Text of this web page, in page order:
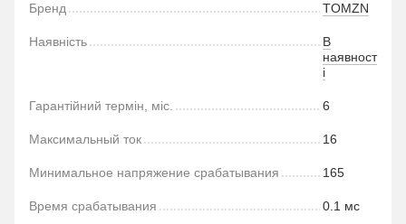
Бренд TOMZN
Наявність
В
наявност
і
Гарантійний термін, міс. 6
Максимальный ток 16
Минимальное напряжение срабатывания 165
Время срабатывания 0.1 мс